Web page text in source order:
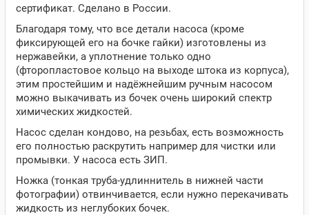
сертификат. Сделано в России.
Благодаря тому, что все детали насоса (кроме
фиксирующей его на бочке гайки) изготовлены из
нержавейки, а уплотнение только одно
(фторопластовое кольцо на выходе штока из корпуса),
этим простейшим и надёжнейшим ручным насосом
можно выкачивать из бочек очень широкий спектр
химических жидкостей.
Насос сделан кондово, на резьбах, есть возможность
его полностью раскрутить например для чистки или
промывки. У насоса есть ЗИП.
Ножка (тонкая труба-удлиннитель в нижней части
фотографии) отвинчивается, если нужно перекачивать
жидкость из неглубоких бочек.